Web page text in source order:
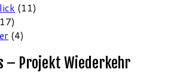
(11)
(4)
– Projekt Wiederkehr